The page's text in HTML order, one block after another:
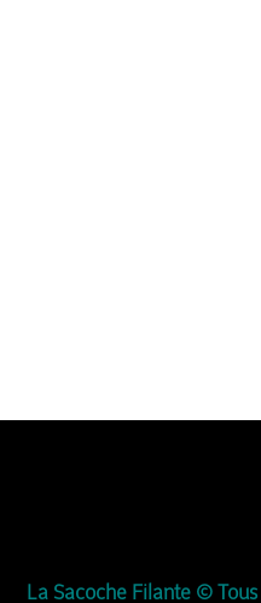
La Sacoche Filante ©